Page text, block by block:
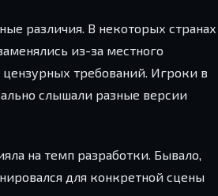
различия. В некоторых странах
из-за местного
цензурных требований. Игроки в
слышали разные версии
на темп разработки. Бывало,
для конкретной сцены